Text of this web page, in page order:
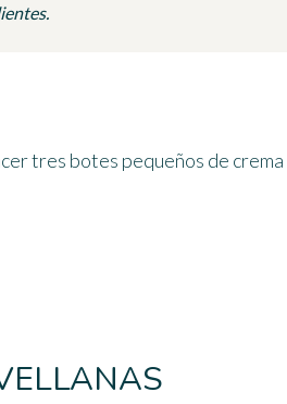
tres botes pequeños de crema